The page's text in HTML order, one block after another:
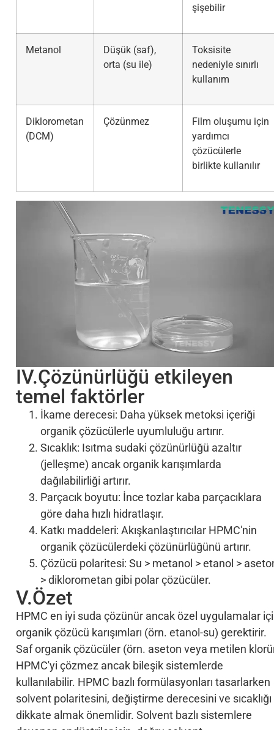
şişebilir
Metanol
Düşük (saf),
orta (su ile)
Toksisite
nedeniyle sınırlı
kullanım
Diklorometan
(DCM)
Çözünmez
Film oluşumu için
yardımcı
çözücülerle
birlikte kullanılır
IV.Çözünürlüğü etkileyen
temel faktörler
İkame derecesi: Daha yüksek metoksi içeriği
organik çözücülerle uyumluluğu artırır.
Sıcaklık: Isıtma sudaki çözünürlüğü azaltır
(jelleşme) ancak organik karışımlarda
dağılabilirliği artırır.
Parçacık boyutu: İnce tozlar kaba parçacıklara
göre daha hızlı hidratlaşır.
Katkı maddeleri: Akışkanlaştırıcılar HPMC'nin
organik çözücülerdeki çözünürlüğünü artırır.
Çözücü polaritesi: Su > metanol > etanol >
> diklorometan gibi polar çözücüler.
V.Özet
HPMC en iyi suda çözünür ancak özel uygulamalar
organik çözücü karışımları (örn. etanol-su) gerektirir.
Saf organik çözücüler (örn. aseton veya metilen
HPMC'yi çözmez ancak bileşik sistemlerde
kullanılabilir. HPMC bazlı formülasyonları tasarlarken
solvent polaritesini, değiştirme derecesini ve sıcaklığı
dikkate almak önemlidir. Solvent bazlı sistemlere